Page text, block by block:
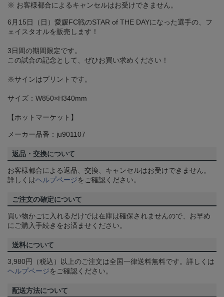
※ お客様都合によるキャンセルはお受けできません。
6月15日（日）愛媛FC戦のSTAR of THE DAYになった選手の、フ
ェイスタオルを販売します！
3日間の期間限定です。
この試合の記念として、ぜひお買い求めください！
※サインはプリントです。
サイズ：W850×H340mm
【ホットマーケット】
メーカー品番：ju901107
返品・交換について
お客様都合による返品、交換、キャンセルはお受けできません。
詳しくはヘルプページをご確認ください。
ご注文の確定について
買い物かごに入れるだけでは在庫は確保されませんので、お早め
にご購入手続きをお済ませください。
送料について
3,980円（税込）以上のご注文は全国一律送料無料です。詳しくは
ヘルプページをご確認ください。
配送方法について